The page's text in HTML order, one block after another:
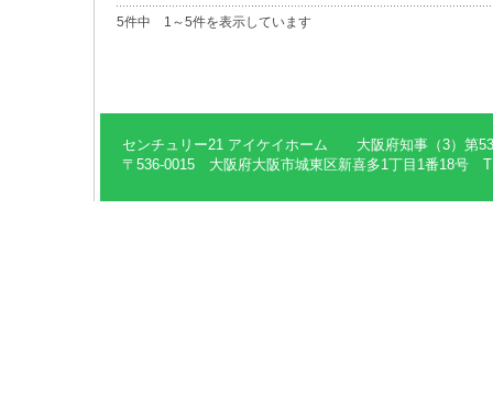
5件中 1～5件を表示しています